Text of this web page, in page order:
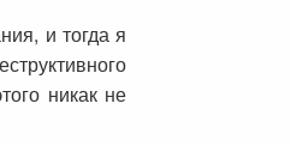
и тогда я
никак не